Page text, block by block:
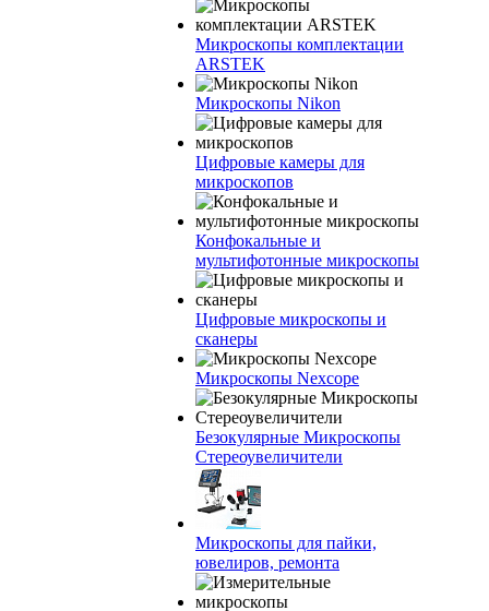
Микроскопы комплектации
ARSTEK
Микроскопы Nikon
Цифровые камеры для
микроскопов
Конфокальные и
мультифотонные микроскопы
Цифровые микроскопы и
сканеры
Микроскопы Nexcope
Безокулярные Микроскопы
Стереоувеличители
Микроскопы для пайки,
ювелиров, ремонта